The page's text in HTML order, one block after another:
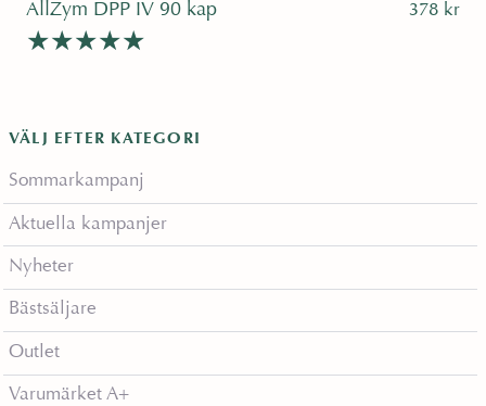
VÄLJ EFTER KATEGORI
Sommarkampanj
Aktuella kampanjer
Nyheter
Bästsäljare
Outlet
Varumärket A+
AllZym DPP IV 90 kap 378 kr